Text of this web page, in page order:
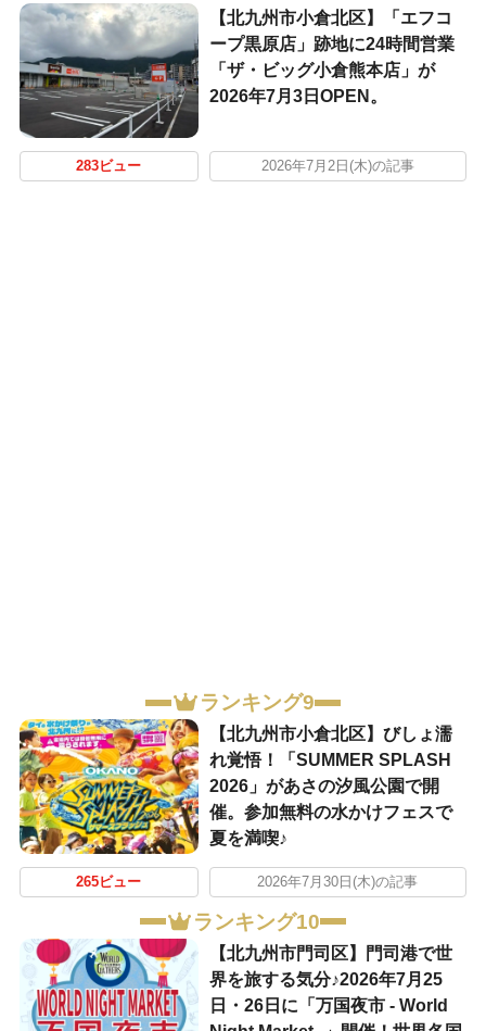
【北九州市小倉北区】「エフコ
ープ黒原店」跡地に24時間営業
「ザ・ビッグ小倉熊本店」が
2026年7月3日OPEN。
283ビュー 2026年7月2日(木)の記事
ランキング9
【北九州市小倉北区】びしょ濡
れ覚悟！「SUMMER SPLASH
2026」があさの汐風公園で開
催。参加無料の水かけフェスで
夏を満喫♪
265ビュー 2026年7月30日(木)の記事
ランキング10
【北九州市門司区】門司港で世
界を旅する気分♪2026年7月25
日・26日に「万国夜市 - World